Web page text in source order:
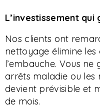
L’investissement
Nos clients ont
nettoyage élimine les
l’embauche. Vous ne
arrêts maladie ou les
devient prévisible et
de mois.